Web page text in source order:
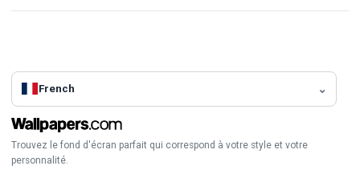
French
Trouvez le fond d'écran parfait qui correspond à votre style et votre
personnalité.